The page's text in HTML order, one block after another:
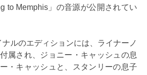
to Memphis」の音源が公開されてい
ルのエディションには、ライナーノ
属され、ジョニー・キャッシュの息
・キャッシュと、スタンリーの息子